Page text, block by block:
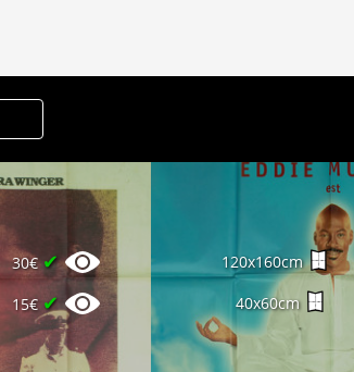
30€✔
15€ ✔
120x160cm
40x60cm